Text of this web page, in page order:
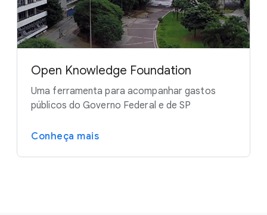
Open Knowledge Foundation
Uma ferramenta para acompanhar gastos
públicos do Governo Federal e de SP
Conheça mais